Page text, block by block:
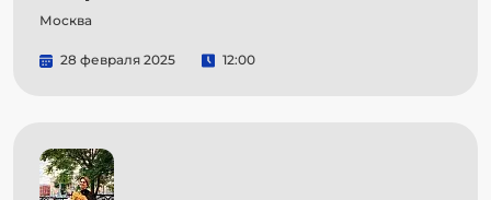
Москва
28 февраля 2025 12:00